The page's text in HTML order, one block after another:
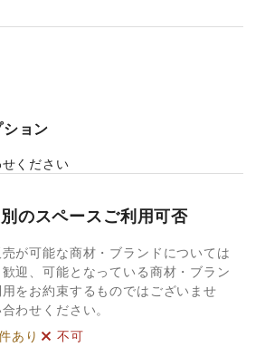
ョン
ください
のスペースご利用可否
が可能な商材・ブランドについては
迎、可能となっている商材・ブラン
をお約束するものではございませ
わせください。
あり 不可